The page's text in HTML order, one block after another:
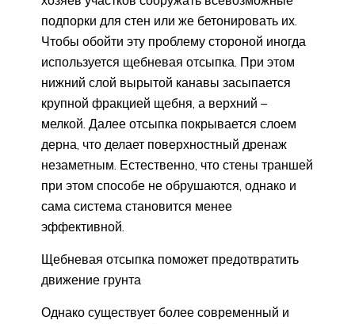
подпорки для стен или же бетонировать их.
Чтобы обойти эту проблему стороной иногда
используется щебневая отсыпка. При этом
нижний слой вырытой канавы засыпается
крупной фракцией щебня, а верхний –
мелкой. Далее отсыпка покрывается слоем
дерна, что делает поверхностный дренаж
незаметным. Естественно, что стены траншей
при этом способе не обрушаются, однако и
сама система становится менее
эффективной.
Щебневая отсыпка поможет предотвратить
движение грунта
Однако существует более современный и